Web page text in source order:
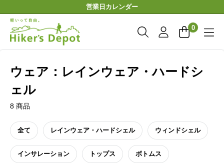
ン
ツ
営業日カレンダー
Hiker'sDepot
0
ウェア
レインウェア・ハードシ
ェル
8 商品
全て レインウェア・ハードシェル ウィンドシェル
インサレーション トップス ボトムス